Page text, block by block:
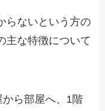
らないという方の
主な特徴について
ら部屋へ、1階